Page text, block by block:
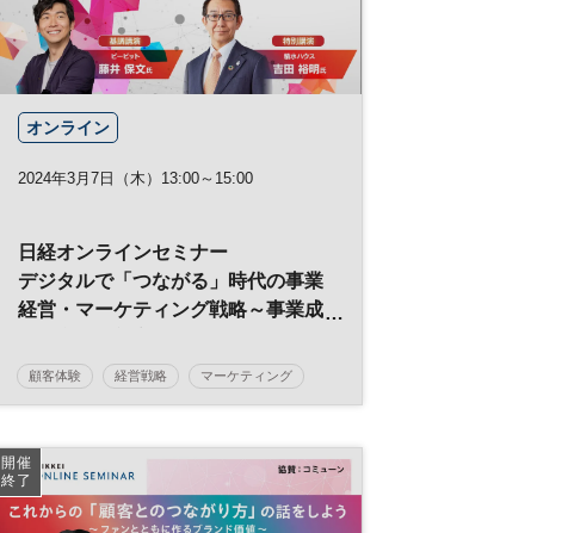
オンライン
2024年3月7日（木）13:00～15:00
日経オンラインセミナー
デジタルで「つながる」時代の事業
経営・マーケティング戦略～事業成
は？～
顧客体験 経営戦略 マーケティング
開催
終了